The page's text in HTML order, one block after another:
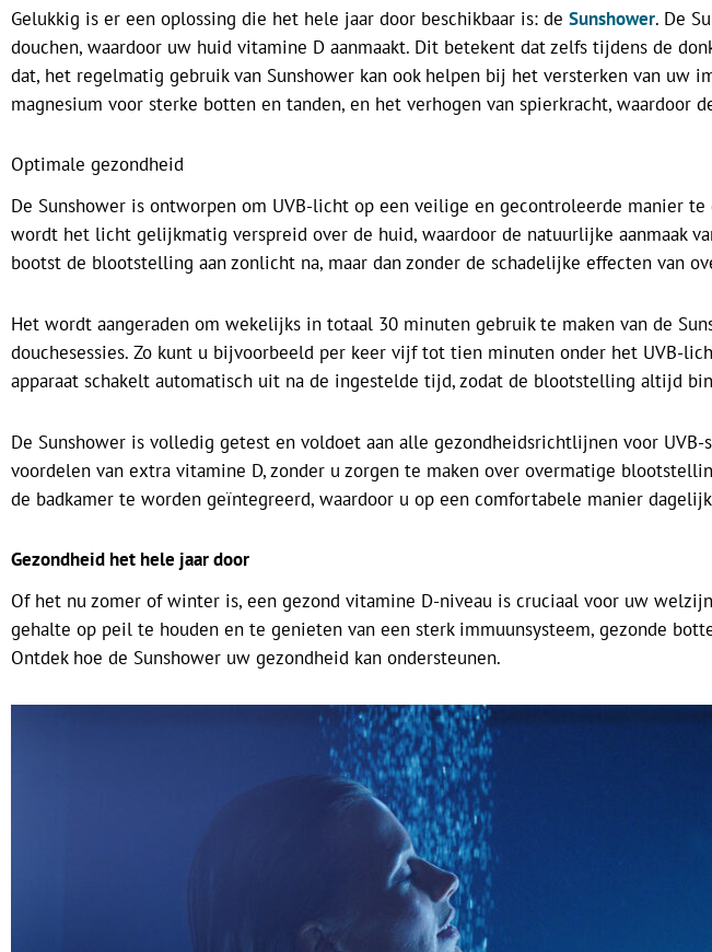
Gelukkig is er een oplossing die het hele jaar door beschikbaar is: de Sunshower. De
douchen, waardoor uw huid vitamine D aanmaakt. Dit betekent dat zelfs tijdens de
dat, het regelmatig gebruik van Sunshower kan ook helpen bij het versterken van uw
magnesium voor sterke botten en tanden, en het verhogen van spierkracht, waardoor
Optimale gezondheid
De Sunshower is ontworpen om UVB-licht op een veilige en gecontroleerde manier
wordt het licht gelijkmatig verspreid over de huid, waardoor de natuurlijke aanmaak
bootst de blootstelling aan zonlicht na, maar dan zonder de schadelijke effecten van
Het wordt aangeraden om wekelijks in totaal 30 minuten gebruik te maken van de
douchesessies. Zo kunt u bijvoorbeeld per keer vijf tot tien minuten onder het UVB-
apparaat schakelt automatisch uit na de ingestelde tijd, zodat de blootstelling altijd
De Sunshower is volledig getest en voldoet aan alle gezondheidsrichtlijnen voor
voordelen van extra vitamine D, zonder u zorgen te maken over overmatige
de badkamer te worden geïntegreerd, waardoor u op een comfortabele manier
Gezondheid het hele jaar door
Of het nu zomer of winter is, een gezond vitamine D-niveau is cruciaal voor uw
gehalte op peil te houden en te genieten van een sterk immuunsysteem, gezonde
Ontdek hoe de Sunshower uw gezondheid kan ondersteunen.